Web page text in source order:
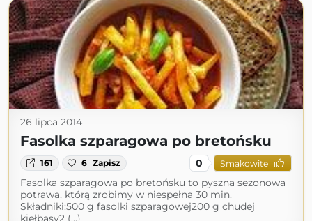
26 lipca 2014
Fasolka szparagowa po bretońsku
161 6 Zapisz 0 Smakowite
Fasolka szparagowa po bretońsku to pyszna sezonowa
potrawa, którą zrobimy w niespełna 30 min.
Składniki:500 g fasolki szparagowej200 g chudej
kiełbasy2 (...)